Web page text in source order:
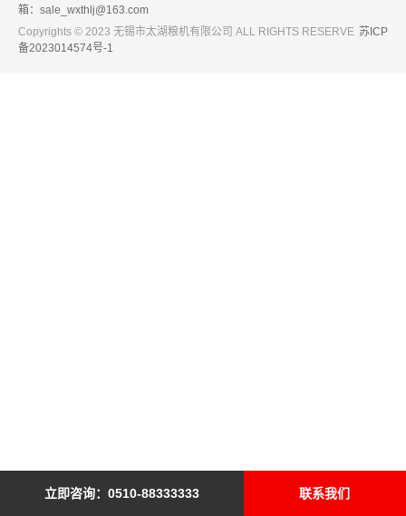
箱：sale_wxthlj@163.com
Copyrights © 2023 无锡市太湖粮机有限公司 ALL RIGHTS RESERVE 苏ICP
备2023014574号-1
立即咨询：0510-88333333 联系我们